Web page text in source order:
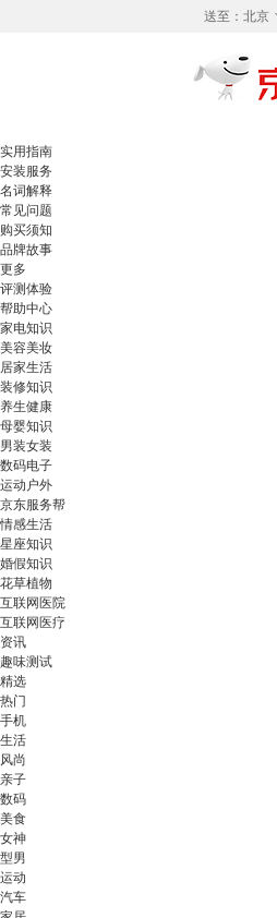
送至： 北京
实用指南
安装服务
名词解释
常见问题
购买须知
品牌故事
更多
评测体验
帮助中心
家电知识
美容美妆
居家生活
装修知识
养生健康
母婴知识
男装女装
数码电子
运动户外
京东服务帮
情感生活
星座知识
婚假知识
花草植物
互联网医院
互联网医疗
资讯
趣味测试
精选
热门
手机
生活
风尚
亲子
数码
美食
女神
型男
运动
汽车